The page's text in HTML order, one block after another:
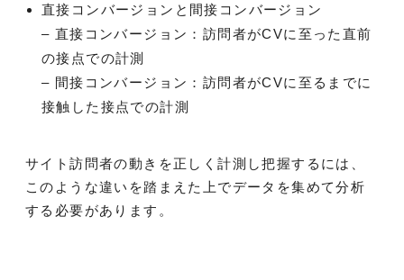
直接コンバージョンと間接コンバージョン
– 直接コンバージョン：訪問者がCVに至った直前
の接点での計測
– 間接コンバージョン：訪問者がCVに至るまでに
接触した接点での計測
サイト訪問者の動きを正しく計測し把握するには、
このような違いを踏まえた上でデータを集めて分析
する必要があります。